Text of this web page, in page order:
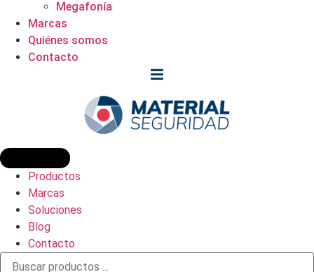
Megafonía
Marcas
Quiénes somos
Contacto
Productos
Marcas
Soluciones
Blog
Contacto
Búsqueda